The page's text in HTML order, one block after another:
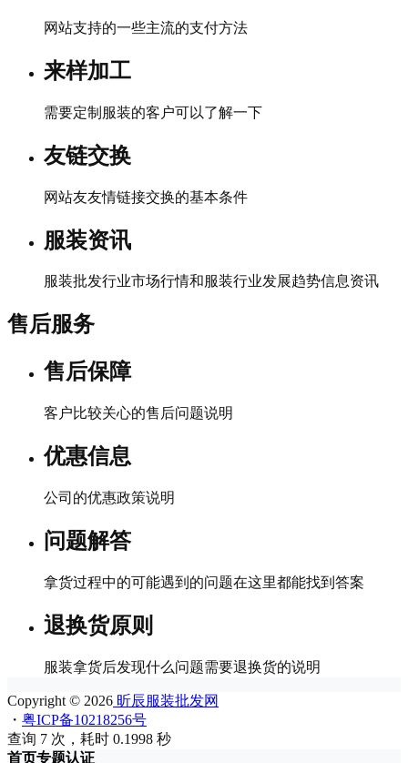
网站支持的一些主流的支付方法
来样加工
需要定制服装的客户可以了解一下
友链交换
网站友友情链接交换的基本条件
服装资讯
服装批发行业市场行情和服装行业发展趋势信息资讯
售后服务
售后保障
客户比较关心的售后问题说明
优惠信息
公司的优惠政策说明
问题解答
拿货过程中的可能遇到的问题在这里都能找到答案
退换货原则
服装拿货后发现什么问题需要退换货的说明
Copyright © 2026 昕辰服装批发网
・ 粤ICP备10218256号
查询 7 次，耗时 0.1998 秒
首页专题认证